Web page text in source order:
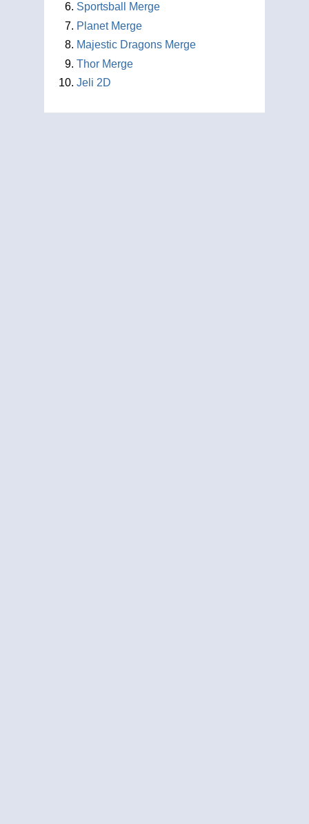
Sportsball Merge
Planet Merge
Majestic Dragons Merge
Thor Merge
Jeli 2D